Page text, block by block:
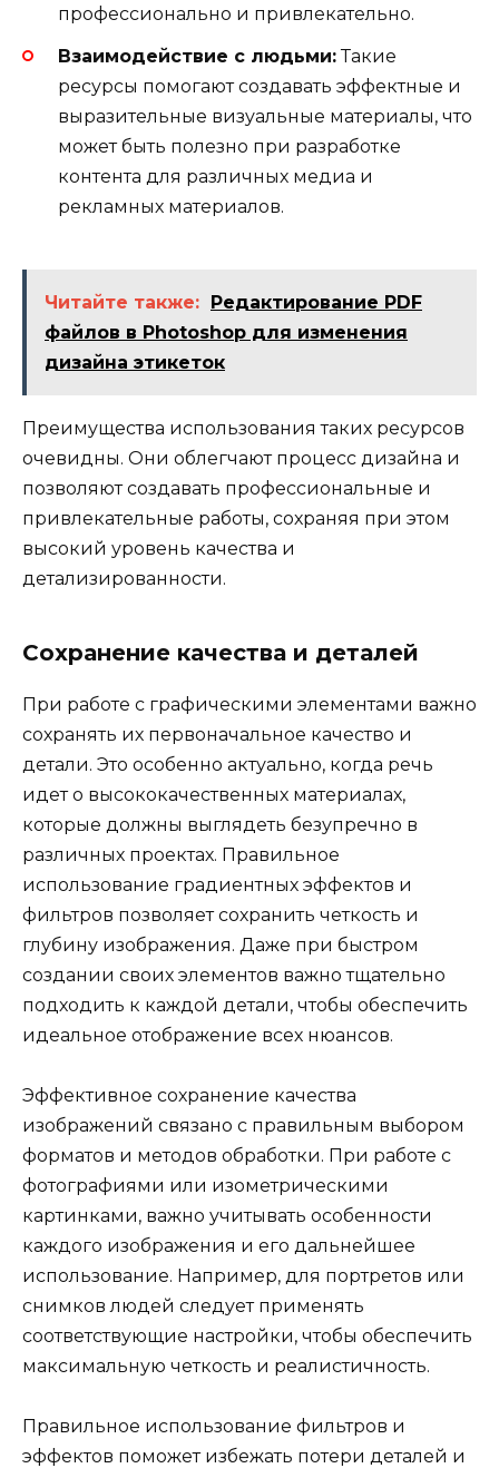
профессионально и привлекательно.
Взаимодействие с людьми:Такие
ресурсы помогают создавать эффектные и
выразительные визуальные материалы, что
может быть полезно при разработке
контента для различных медиа и
рекламных материалов.
Читайте также: Редактирование PDF
файлов в Photoshop для изменения
дизайна этикеток
Преимущества использования таких ресурсов
очевидны. Они облегчают процесс дизайна и
позволяют создавать профессиональные и
привлекательные работы, сохраняя при этом
высокий уровень качества и
детализированности.
Сохранение качества и деталей
При работе с графическими элементами важно
сохранять их первоначальное качество и
детали. Это особенно актуально, когда речь
идет о высококачественных материалах,
которые должны выглядеть безупречно в
различных проектах. Правильное
использование градиентных эффектов и
фильтров позволяет сохранить четкость и
глубину изображения. Даже при быстром
создании своих элементов важно тщательно
подходить к каждой детали, чтобы обеспечить
идеальное отображение всех нюансов.
Эффективное сохранение качества
изображений связано с правильным выбором
форматов и методов обработки. При работе с
фотографиями или изометрическими
картинками, важно учитывать особенности
каждого изображения и его дальнейшее
использование. Например, для портретов или
снимков людей следует применять
соответствующие настройки, чтобы обеспечить
максимальную четкость и реалистичность.
Правильное использование фильтров и
эффектов поможет избежать потери деталей и